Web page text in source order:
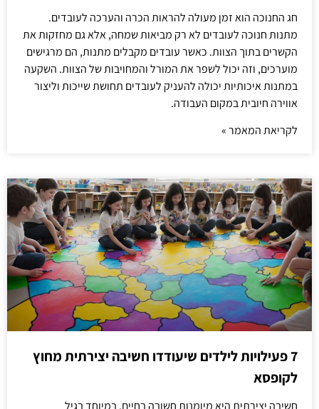
חג החנוכה הוא זמן מעולה להראות הכרה והערכה לעובדים.
מתנות חנוכה לעובדים לא רק מביאות שמחה, אלא גם מחזקות את
הקשרים בתוך הצוות. כאשר עובדים מקבלים מתנות, הם מרגישים
מוערכים, וזה יכול לשפר את המורל והמחויבות של הצוות. השקעה
במתנות איכותיות יכולה להעניק לעובדים תחושת שייכות וליצור
אווירה חיובית במקום העבודה.
לקריאת המאמר »
7 פעילויות לילדים שיעודדו חשיבה יצירתית מחוץ
לקופסא